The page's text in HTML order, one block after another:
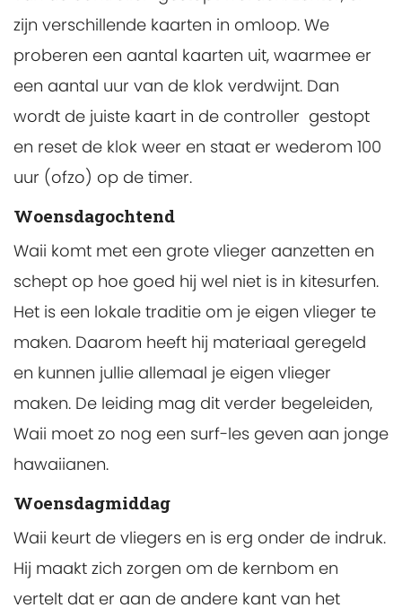
zijn verschillende kaarten in omloop. We
proberen een aantal kaarten uit, waarmee er
een aantal uur van de klok verdwijnt. Dan
wordt de juiste kaart in de controller gestopt
en reset de klok weer en staat er wederom 100
uur (ofzo) op de timer.
Woensdagochtend
Waii komt met een grote vlieger aanzetten en
schept op hoe goed hij wel niet is in kitesurfen.
Het is een lokale traditie om je eigen vlieger te
maken. Daarom heeft hij materiaal geregeld
en kunnen jullie allemaal je eigen vlieger
maken. De leiding mag dit verder begeleiden,
Waii moet zo nog een surf-les geven aan jonge
hawaiianen.
Woensdagmiddag
Waii keurt de vliegers en is erg onder de indruk.
Hij maakt zich zorgen om de kernbom en
vertelt dat er aan de andere kant van het